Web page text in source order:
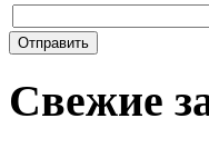
Свежие